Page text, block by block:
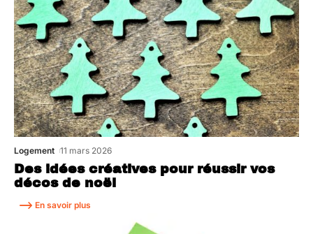
Des idées créatives pour réussir vos
décos de noël
Logement 11 mars 2026
En savoir plus